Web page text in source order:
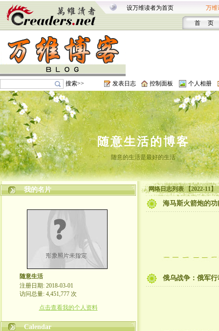
设万维读者为首页 万维
首 页
搜索>> 发表日志 控制面板 个人相册
随意生活的博客
随意的生活是最好的生活
我的名片
随意生活
注册日期: 2018-03-01
访问总量: 4,451,777 次
点击查看我的个人资料
Calendar
网络日志列表 【2022-11】
海马斯火箭炮的
俄乌战争：俄军